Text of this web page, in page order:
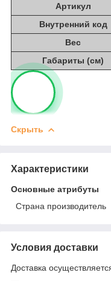
Артикул
Внутренний код
Вес
Габариты (см)
Скрыть
Характеристики
Основные атрибуты
Страна производитель
Условия доставки
Доставка